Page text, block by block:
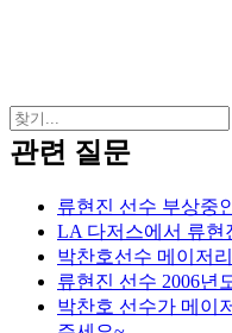
관련 질문
류현진 선수 부상중
LA 다저스에서 류현
박찬호선수 메이저
류현진 선수 2006년
박찬호 선수가 메이